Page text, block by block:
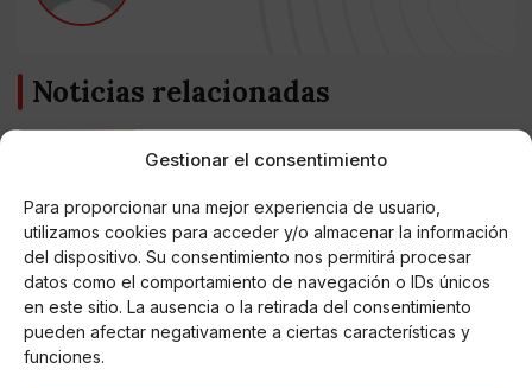
Gestionar el consentimiento
Para proporcionar una mejor experiencia de usuario,
utilizamos cookies para acceder y/o almacenar la información
del dispositivo. Su consentimiento nos permitirá procesar
datos como el comportamiento de navegación o IDs únicos
en este sitio. La ausencia o la retirada del consentimiento
pueden afectar negativamente a ciertas características y
funciones.
Noticias relacionadas
Mejores Cripto Casinos Online en
Online Casino
Mejores Casinos Online con Bitcoin y
Criptomonedas en Argentina 2025